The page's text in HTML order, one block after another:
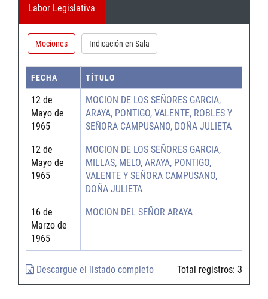
Labor Legislativa
Mociones Indicación en Sala
FECHA TÍTULO
12 de
Mayo de
1965
MOCION DE LOS SEÑORES GARCIA,
ARAYA, PONTIGO, VALENTE, ROBLES Y
SEÑORA CAMPUSANO, DOÑA JULIETA
12 de
Mayo de
1965
MOCION DE LOS SEÑORES GARCIA,
MILLAS, MELO, ARAYA, PONTIGO,
VALENTE Y SEÑORA CAMPUSANO,
DOÑA JULIETA
16 de
Marzo de
1965
MOCION DEL SEÑOR ARAYA
Descargue el listado completo Total registros: 3